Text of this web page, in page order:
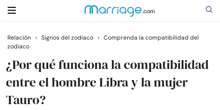
Buscar
Casarse
Relación › Signos del zodiaco › Comprenda la compatibilidad del
zodiaco
¿Por qué funciona la compatibilidad
entre el hombre Libra y la mujer
Tauro?